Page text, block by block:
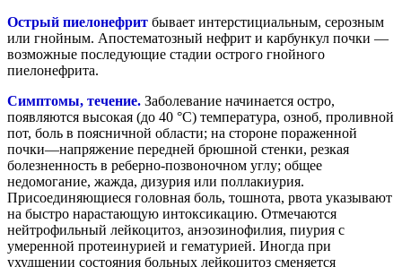
Острый пиелонефрит бывает интерстициальным, серозным
или гнойным. Апостематозный нефрит и карбункул почки —
возможные последующие стадии острого гнойного
пиелонефрита.
Симптомы, течение. Заболевание начинается остро,
появляются высокая (до 40 °С) температура, озноб, проливной
пот, боль в поясничной области; на стороне пораженной
почки—напряжение передней брюшной стенки, резкая
болезненность в реберно-позвоночном углу; общее
недомогание, жажда, дизурия или поллакиурия.
Присоединяющиеся головная боль, тошнота, рвота указывают
на быстро нарастающую интоксикацию. Отмечаются
нейтрофильный лейкоцитоз, анэозинофилия, пиурия с
умеренной протеинурией и гематурией. Иногда при
ухудшении состояния больных лейкоцитоз сменяется